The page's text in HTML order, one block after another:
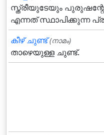
സ്ത്രീയുടേയും
എന്നത് സ്ഥാപിക്കുന്ന
കീഴ് ചുണ്ട് (നാമം)
താഴെയുള്ള ചുണ്ട്.